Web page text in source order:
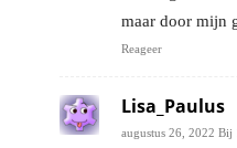
maar door mijn
Reageer
Lisa_Paulus
augustus 26, 2022 Bij